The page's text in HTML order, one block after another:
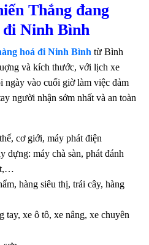
Thắng đang
đi Ninh Bình
hoá đi Ninh Bình từ Bình
và kích thước, với lịch xe
ngày vào cuối giờ làm việc đảm
người nhận sớm nhất và an toàn
cơ giới, máy phát điện
dựng: máy chà sàn, phát đánh
hàng siêu thị, trái cây, hàng
tay, xe ô tô, xe nâng, xe chuyên